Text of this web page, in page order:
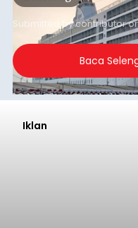
yang tercatat sebesar
Submitted bycontributor
Baca
Iklan